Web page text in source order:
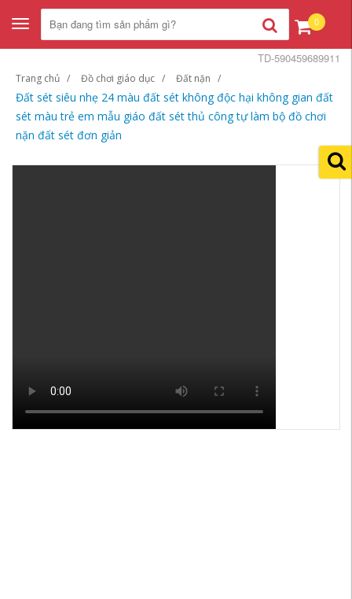
Toggle
navigation
0
Trang chủ Đồ chơi giáo dục Đất nặn
Đất sét siêu nhẹ 24 màu đất sét không độc hại không gian đất
sét màu trẻ em mẫu giáo đất sét thủ công tự làm bộ đồ chơi
nặn đất sét đơn giản
TD-590459689911